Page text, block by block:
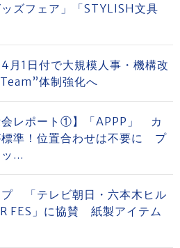
ズフェア」「STYLISH文具
月1日付で大規模人事・機構改
体制強化へ
会レポート①】「APPP」 カ
標準！位置合わせは不要に プ
...
「テレビ朝日・六本木ヒル
FES」に協賛 紙製アイテム